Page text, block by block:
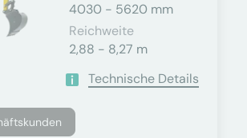
4030 - 5620 mm
Reichweite
2,88 - 8,27 m
Technische Details